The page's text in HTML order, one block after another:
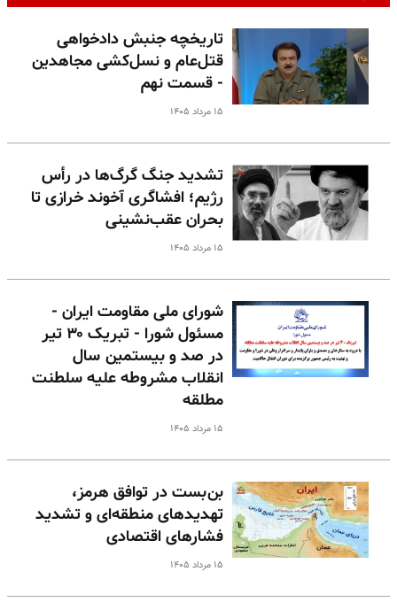
تاریخچه جنبش دادخواهی
قتل‌عام و نسل‌کشی مجاهدین
- قسمت نهم
۱۵ مرداد ۱۴۰۵
تشدید جنگ گرگ‌ها در رأس
رژیم؛ افشاگری آخوند خرازی تا
بحران عقب‌نشینی
۱۵ مرداد ۱۴۰۵
شورای ملی مقاومت ایران -
مسئول شورا - تبریک ۳۰ تیر
در صد و بیستمین سال
انقلاب مشروطه علیه سلطنت
مطلقه
۱۵ مرداد ۱۴۰۵
بن‌بست در توافق هرمز،
تهدیدهای منطقه‌ای و تشدید
فشارهای اقتصادی
۱۵ مرداد ۱۴۰۵